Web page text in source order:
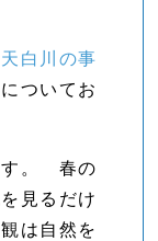
天白川の事
ついてお
す。 春の
見るだけ
は自然を